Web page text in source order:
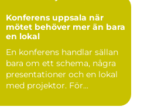
Konferens uppsala när
mötet behöver mer än bara
en lokal
En konferens handlar sällan
bara om ett schema, några
presentationer och en lokal
med projektor. För...